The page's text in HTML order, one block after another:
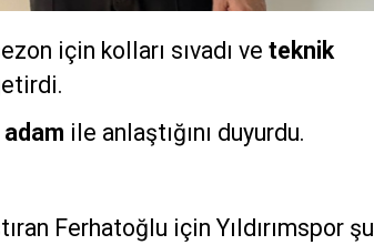
için kolları sıvadı ve teknik
ile anlaştığını duyurdu.
Ferhatoğlu için Yıldırımspor şu